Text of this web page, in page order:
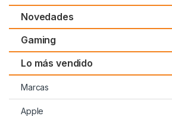
Novedades
Gaming
Lo más vendido
Marcas
Apple